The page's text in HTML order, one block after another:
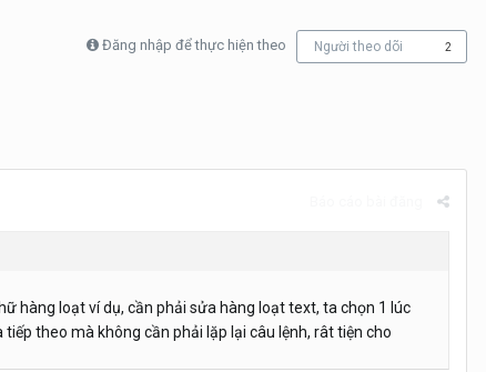
Đăng nhập để thực hiện theo Người theo dõi 2
hàng loạt ví dụ, cần phải sửa hàng loạt text, ta chọn 1 lúc
theo mà không cần phải lặp lại câu lệnh, rât tiện cho